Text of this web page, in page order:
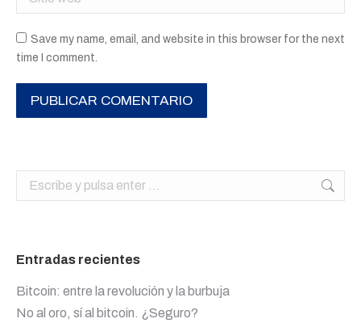
Save my name, email, and website in this browser for the next
time I comment.
PUBLICAR COMENTARIO
Buscar:
Entradas recientes
Bitcoin: entre la revolución y la burbuja
No al oro, sí al bitcoin. ¿Seguro?